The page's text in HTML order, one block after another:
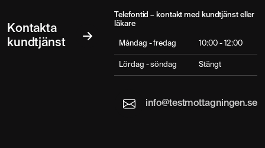
Kontakta
kundtjänst
Telefontid – kontakt med kundtjänst eller
läkare
Måndag - fredag 10:00 - 12:00
Lördag - söndag Stängt
info@testmottagningen.se